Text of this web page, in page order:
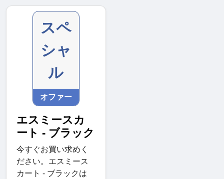
スペ
シャ
ル
オファー
エスミースカ
ート - ブラック
今すぐお買い求めく
ださい。エスミース
カート - ブラックは